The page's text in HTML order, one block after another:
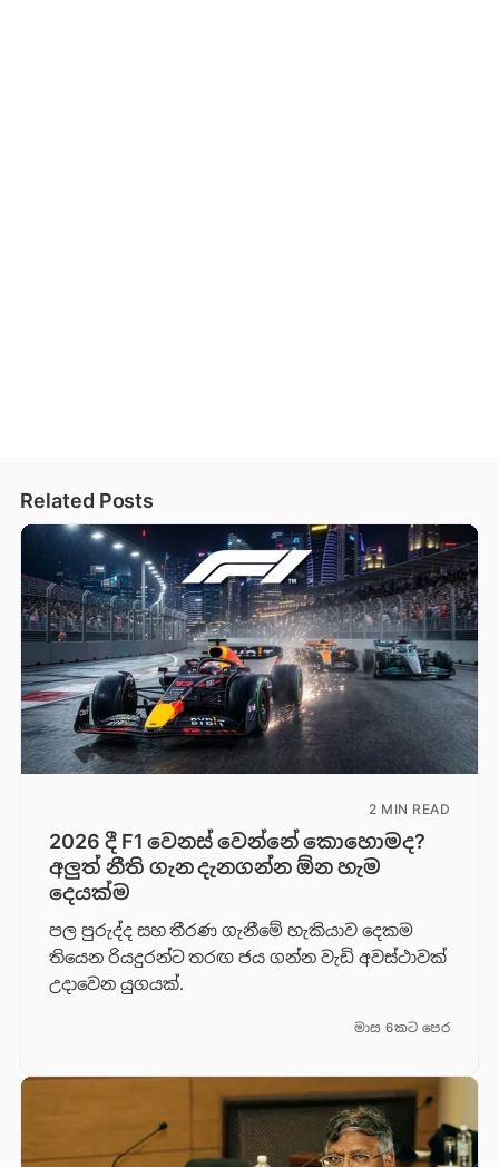
Related Posts
2 MIN READ
2026 දී F1 වෙනස් වෙන්නේ කොහොමද?
අලුත් නීති ගැන දැනගන්න ඕන හැම
දෙයක්ම
පල පුරුද්ද සහ තීරණ ගැනීමේ හැකියාව දෙකම
තියෙන රියදුරන්ට තරඟ ජය ගන්න වැඩි අවස්ථාවක්
උදාවෙන යුගයක්.
මාස 6කට පෙර